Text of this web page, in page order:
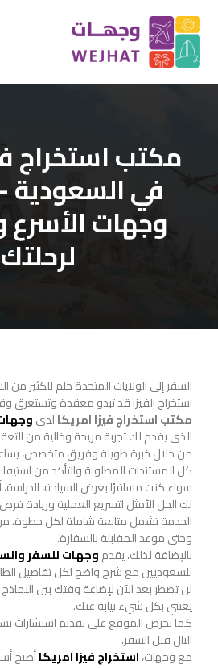
مكتب استخراج
في السعودية
وجهات
لرحلتك
السفر إلى الولايات المتحدة حلم للكثير من
استخراج الفيزا قد تبدو معقدة وتستغرق
مكتب استخراج فيزا امريكالدى
الذي يقدم لك تجربة مريحة وخالية من
من خلال خبرة طويلة وفريق متخصص،
كل المستندات المطلوبة والتأكد من
سواء كنت مسافرًا بغرض السياحة، الدراسة،
لك الحل الأمثل لتسريع العملية وزيادة
وحتى موعد المقابلة بالسفارة.
بالإضافة لذلك، يقدموجهات للسفر
للسعوديين مع شرح واضح لكل تفاصيل الطلب
لن تضطر بعد الآن لإضاعة وقتك بين
يعتني بكل شيء نيابة عنك.
كما يحرص الموقع على تقديم استشارات
البال قبل السفر.
مع وجهات،استخراج فيزا امريكاأصبح